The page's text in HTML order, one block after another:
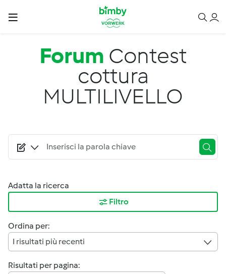
Salta al contenuto principale
Forum Contest
cottura
MULTILIVELLO
Adatta la ricerca
Filtro
Ordina per:
I risultati più recenti
Risultati per pagina: